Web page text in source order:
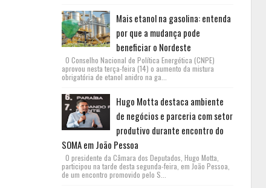
Mais etanol na gasolina: entenda
por que a mudança pode
beneficiar o Nordeste
O Conselho Nacional de Política Energética (CNPE)
aprovou nesta terça-feira (14) o aumento da mistura
obrigatória de etanol anidro na ga...
Hugo Motta destaca ambiente
de negócios e parceria com setor
produtivo durante encontro do
SOMA em João Pessoa
O presidente da Câmara dos Deputados, Hugo Motta,
participou na tarde desta segunda-feira, em João Pessoa,
de um encontro promovido pelo S...